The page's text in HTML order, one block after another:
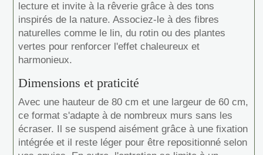
lecture et invite à la rêverie grâce à des tons
inspirés de la nature. Associez-le à des fibres
naturelles comme le lin, du rotin ou des plantes
vertes pour renforcer l'effet chaleureux et
harmonieux.
Dimensions et praticité
Avec une hauteur de 80 cm et une largeur de 60 cm,
ce format s'adapte à de nombreux murs sans les
écraser. Il se suspend aisément grâce à une fixation
intégrée et il reste léger pour être repositionné selon